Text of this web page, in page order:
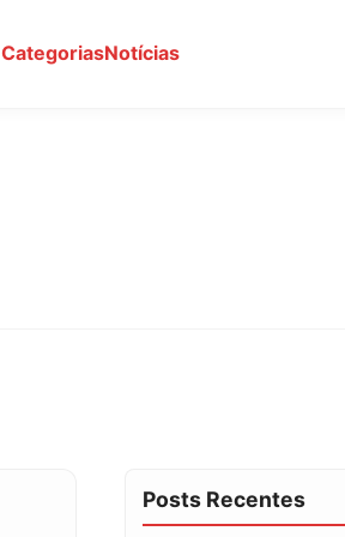
Notícias
Posts Recentes